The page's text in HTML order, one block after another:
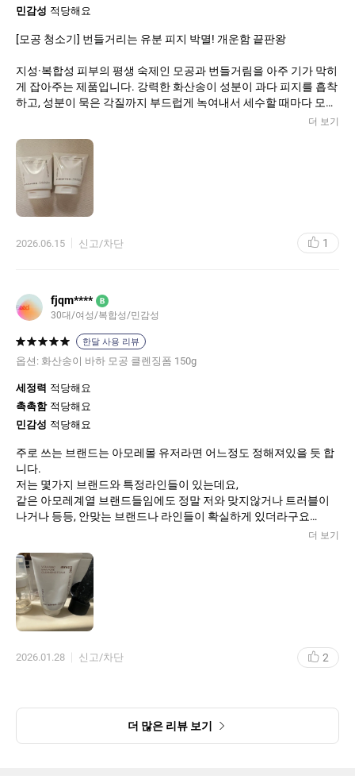
민감성 적당해요
[모공 청소기] 번들거리는 유분 피지 박멸! 개운함 끝판왕
지성·복합성 피부의 평생 숙제인 모공과 번들거림을 아주 기가 막히
게 잡아주는 제품입니다. 강력한 화산송이 성분이 과다 피지를 흡착
하고, 성분이 묵은 각질까지 부드럽게 녹여내서 세수할 때마다 모공
에 자극 없이 부드럽게 롤링됩니다. 세안 후 거울을 보면 거뭇했던
블랙헤드와 요철이 정리되어 피부 결이 매끈매끈하고 환해진 게 눈
으로 바로 보여요.
끗한 모공 케어를 원한다면 무조건 추천합니다.
더 보기
2026.06.15 신고/차단 1
fjqm**** B
30대/여성/복합성/민감성
한달 사용 리뷰
옵션: 화산송이 바하 모공 클렌징폼 150g
세정력 적당해요
촉촉함 적당해요
민감성 적당해요
주로 쓰는 브랜드는 아모레몰 유저라면 어느정도 정해져있을 듯 합
니다.
저는 몇가지 브랜드와 특정라인들이 있는데요,
같은 아모레계열 브랜드들임에도 정말 저와 맞지않거나 트러블이
나거나 등등, 안맞는 브랜드나 라인들이 확실하게 있더라구요
니스프리 화산송이 클렌징 라인이에요
폼클, 신상, 머드팩같은 단지형 제품 모두 다 화산송이 라인입니다.
정말 혹시나 해서 돈주고 사서ㅟ 구매해서 써보고 실망만 가득한 적
이 너무나도 많았던 제품들이ㅡ많아 역시 나와 잘 맞는 브랜드의 라
인을 쓰는게 최고다 결론 내렸는데 이니스프리 화산송이 클렌징류
더 보기
2026.01.28 신고/차단 2
더 많은 리뷰 보기